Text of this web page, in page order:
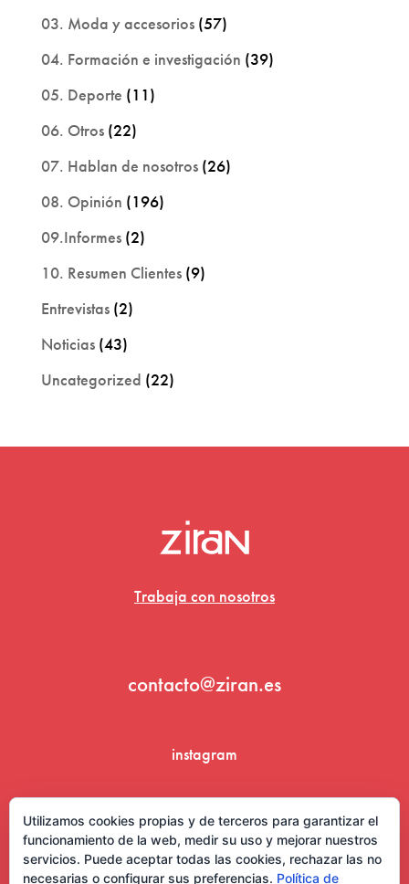
03. Moda y accesorios(57)
04. Formación e investigación (39)
05. Deporte (11)
06. Otros(22)
07. Hablan de nosotros(26)
08. Opinión (196)
09.Informes(2)
10. Resumen Clientes(9)
Entrevistas(2)
Noticias(43)
Uncategorized (22)
Trabaja con nosotros
contacto@ziran.es
instagram
Utilizamos cookies propias y de terceros para garantizar el
funcionamiento de la web, medir su uso y mejorar nuestros
servicios. Puede aceptar todas las cookies, rechazar las no
necesarias o configurar sus preferencias. Política de